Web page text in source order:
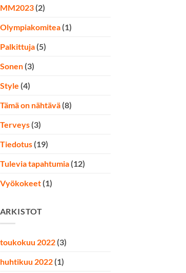
MM2023(2)
Olympiakomitea(1)
Palkittuja(5)
Sonen(3)
Style (4)
Tämä on nähtävä(8)
Terveys(3)
Tiedotus(19)
Tulevia tapahtumia(12)
Vyökokeet(1)
ARKISTOT
toukokuu 2022(3)
huhtikuu 2022(1)